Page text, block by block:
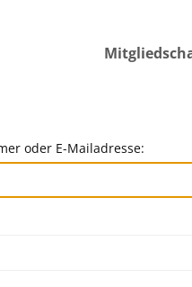
oder E-Mailadresse: